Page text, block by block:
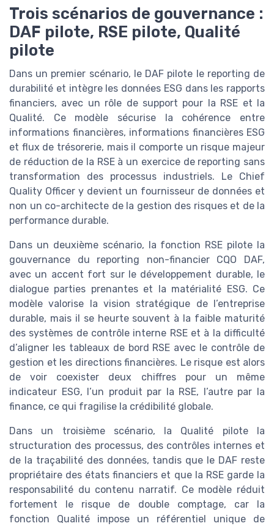
Trois scénarios de gouvernance :
DAF pilote, RSE pilote, Qualité
pilote
Dans un premier scénario, le DAF pilote le reporting de
durabilité et intègre les données ESG dans les rapports
financiers, avec un rôle de support pour la RSE et la
Qualité. Ce modèle sécurise la cohérence entre
informations financières, informations financières ESG
et flux de trésorerie, mais il comporte un risque majeur
de réduction de la RSE à un exercice de reporting sans
transformation des processus industriels. Le Chief
Quality Officer y devient un fournisseur de données et
non un co-architecte de la gestion des risques et de la
performance durable.
Dans un deuxième scénario, la fonction RSE pilote la
gouvernance du reporting non-financier CQO DAF,
avec un accent fort sur le développement durable, le
dialogue parties prenantes et la matérialité ESG. Ce
modèle valorise la vision stratégique de l’entreprise
durable, mais il se heurte souvent à la faible maturité
des systèmes de contrôle interne RSE et à la difficulté
d’aligner les tableaux de bord RSE avec le contrôle de
gestion et les directions financières. Le risque est alors
de voir coexister deux chiffres pour un même
indicateur ESG, l’un produit par la RSE, l’autre par la
finance, ce qui fragilise la crédibilité globale.
Dans un troisième scénario, la Qualité pilote la
structuration des processus, des contrôles internes et
de la traçabilité des données, tandis que le DAF reste
propriétaire des états financiers et que la RSE garde la
responsabilité du contenu narratif. Ce modèle réduit
fortement le risque de double comptage, car la
fonction Qualité impose un référentiel unique de